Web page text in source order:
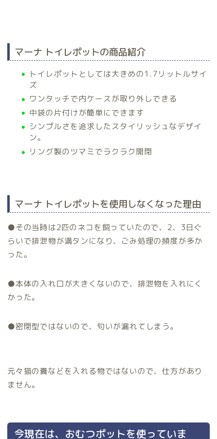
マーナ トイレポットの商品紹介
トイレポットとしては大きめの1.7リットルサイ
ズ
ワンタッチで内ケースが取り外しできる
中袋の片付けが簡単にできます
シンプルさを追求したスタイリッシュなデザイ
ン。
リング製のツマミでラクラク開閉
マーナ トイレポットを使用しなくなった理由
●その当時は2匹のネコを飼っていたので、2、3日ぐ
らいで排泄物が満タンになり、ごみ処理の頻度が多か
った。
●本体の入れ口が大きくないので、排泄物を入れにく
かった。
●密閉型ではないので、匂いが漏れてしまう。
元々猫の糞などを入れる物ではないので、仕方があり
ません。
今現在は、おむつポットを使っていま